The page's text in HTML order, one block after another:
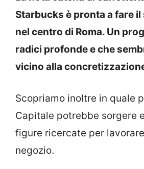
Starbucks è pronta a fare
nel centro di Roma. Un
radici profonde e che
vicino alla
Scopriamo inoltre in quale
Capitale potrebbe sorgere
figure ricercate per
negozio.